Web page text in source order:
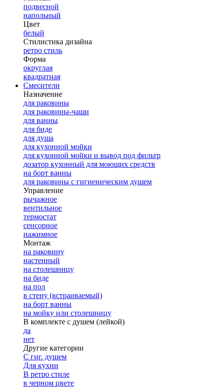
подвесной
напольный
Цвет
белый
Стилистика дизайна
ретро стиль
Форма
округлая
квадратная
Смесители
Назначение
для раковины
для раковины-чаши
для ванны
для биде
для душа
для кухонной мойки
для кухонной мойки и вывод под фильтр
дозатор кухонный для моющих средств
на борт ванны
для раковины с гигиеническим душем
Управление
рычажное
вентильное
термостат
сенсорное
нажимное
Монтаж
на раковину
настенный
на столешницу
на биде
на пол
в стену (встраиваемый)
на борт ванны
на мойку или столешницу
В комплекте с душем (лейкой)
да
нет
Другие категории
С гиг. душем
Для кухни
В ретро стиле
в черном цвете